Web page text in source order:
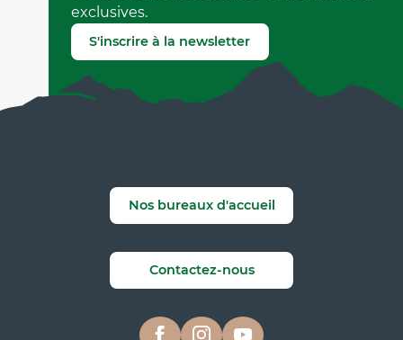
Signaler une erreur
exclusives.
S'inscrire à la newsletter
Nos bureaux d'accueil
Contactez-nous